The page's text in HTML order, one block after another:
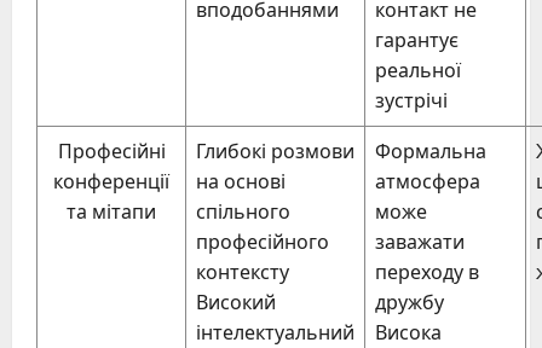
вподобаннями
контакт не
гарантує
реальної
зустрічі
Професійні
конференції
та мітапи
Глибокі розмови
на основі
спільного
професійного
контексту
Високий
інтелектуальний
Формальна
атмосфера
може
заважати
переходу в
дружбу
Висока